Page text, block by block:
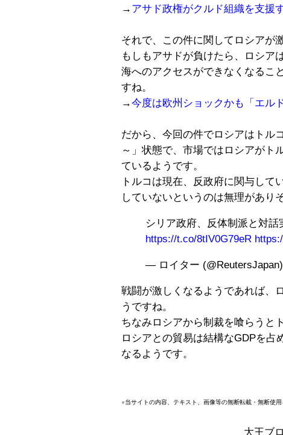
→ アサド政権がクルド組織を支援
それで、この件に関してロシアが
もしもアサドが負けたら、ロシア
海へのアクセスができなくなるこ
すね。
→今度は欧州ショックかも「エル
だから、今回の件でロシアはトル
～」状態で、市場ではロシアがト
ているようです。
トルコは現在、反政府に関与し
していないというのは無理があり
シリア政府、反体制派と対
https://t.co/8tIV0G79eR
— ロイター (@ReutersJapan)
戦闘が激しくなるようであれば、
うですね。
ちなみロシアから制裁を喰らうと
ロシアとの貿易は結構なGDPを占
なるようです。
※当サイトの内容、テキスト、画像等の無断転載・無断使用
大王ブ